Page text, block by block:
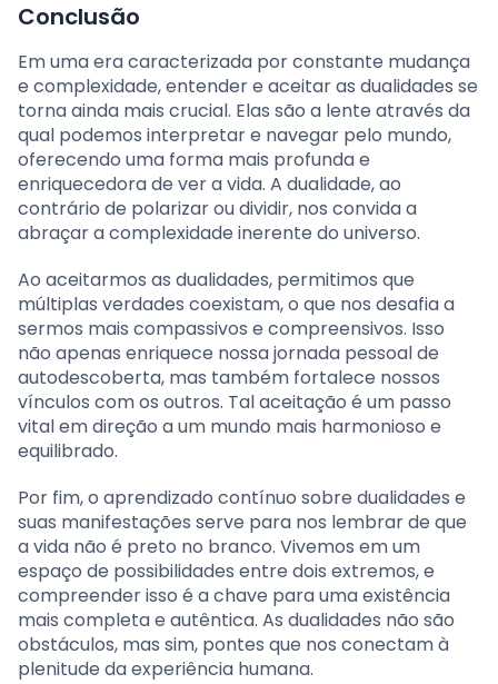
Conclusão
Em uma era caracterizada por constante mudança
e complexidade, entender e aceitar as dualidades se
torna ainda mais crucial. Elas são a lente através da
qual podemos interpretar e navegar pelo mundo,
oferecendo uma forma mais profunda e
enriquecedora de ver a vida. A dualidade, ao
contrário de polarizar ou dividir, nos convida a
abraçar a complexidade inerente do universo.
Ao aceitarmos as dualidades, permitimos que
múltiplas verdades coexistam, o que nos desafia a
sermos mais compassivos e compreensivos. Isso
não apenas enriquece nossa jornada pessoal de
autodescoberta, mas também fortalece nossos
vínculos com os outros. Tal aceitação é um passo
vital em direção a um mundo mais harmonioso e
equilibrado.
Por fim, o aprendizado contínuo sobre dualidades e
suas manifestações serve para nos lembrar de que
a vida não é preto no branco. Vivemos em um
espaço de possibilidades entre dois extremos, e
compreender isso é a chave para uma existência
mais completa e autêntica. As dualidades não são
obstáculos, mas sim, pontes que nos conectam à
plenitude da experiência humana.